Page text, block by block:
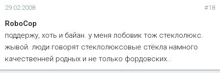
29.02.2008 #18
RoboCop
поддержу, хоть и байан. у меня лобовик тож стеклолюкс.
жывой. люди говорят стеклолюксовые стёкла намного
качественней родных и не только фордовских..